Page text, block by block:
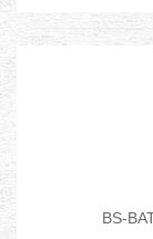
BS-